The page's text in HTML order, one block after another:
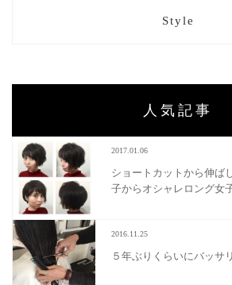
Style
人気記事
2017.01.06
ショートカットから伸ば
子からオシャレロング女
2016.11.25
５年ぶりくらいにバッサ